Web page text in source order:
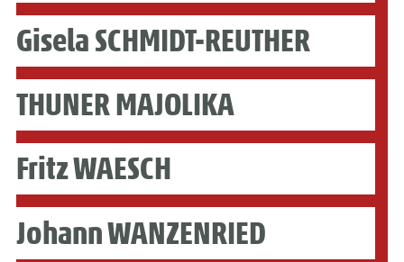
Gisela SCHMIDT-REUTHER
THUNER MAJOLIKA
Fritz WAESCH
Johann WANZENRIED